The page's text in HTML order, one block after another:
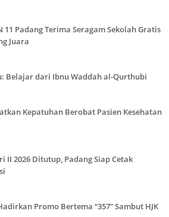
11 Padang Terima Seragam Sekolah Gratis
Juara
Belajar dari Ibnu Waddah al-Qurthubi
Kepatuhan Berobat Pasien Kesehatan
II 2026 Ditutup, Padang Siap Cetak
Promo Bertema “357” Sambut HJK